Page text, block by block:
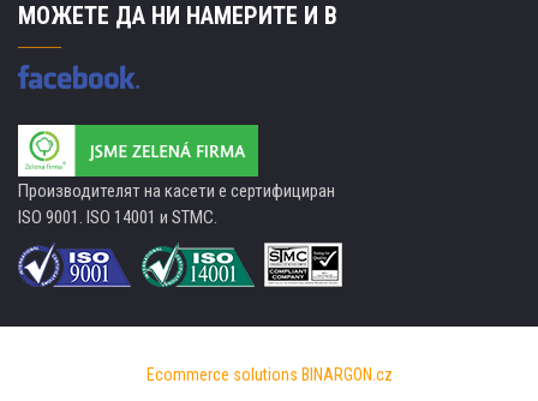
МОЖЕТЕ ДА НИ НАМЕРИТЕ И В
Производителят на касети е сертифициран
ISO 9001. ISO 14001 и STMC.
Ecommerce solutions BINARGON.cz